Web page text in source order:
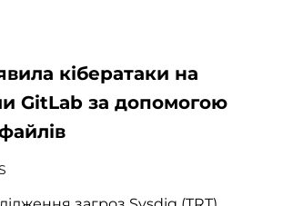
кібератаки на
GitLab за допомогою